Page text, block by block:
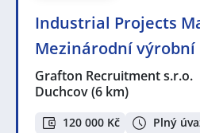
Industrial Projects
Mezinárodní
Grafton Recruitment s.r.o.
Duchcov(6 km)
120 000 Kč Plný